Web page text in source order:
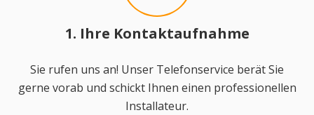
1. Ihre Kontaktaufnahme
Sie rufen uns an! Unser Telefonservice berät Sie
gerne vorab und schickt Ihnen einen professionellen
Installateur.